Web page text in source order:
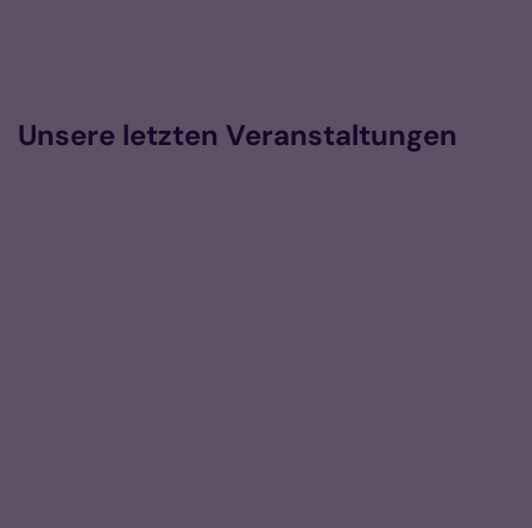
Unsere letzten Veranstaltungen